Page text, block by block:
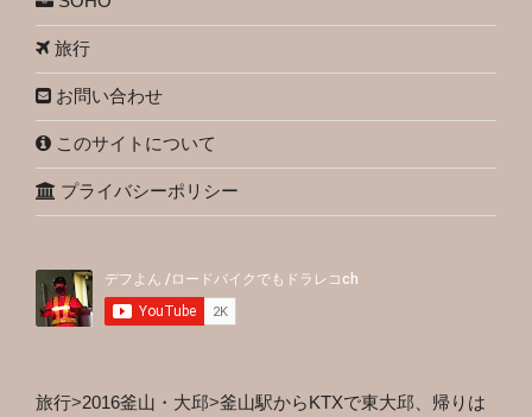
旅行
お問い合わせ
このサイトについて
プライバシーポリシー
旅行>2016釜山・大邱>釜山駅からKTXで東大邱、帰りは